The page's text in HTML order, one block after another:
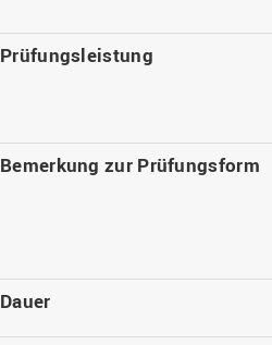
Prüfungsleistung
Bemerkung zur Prüfungsform
Dauer